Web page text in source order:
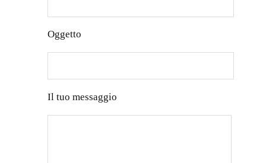
Oggetto
Il tuo messaggio